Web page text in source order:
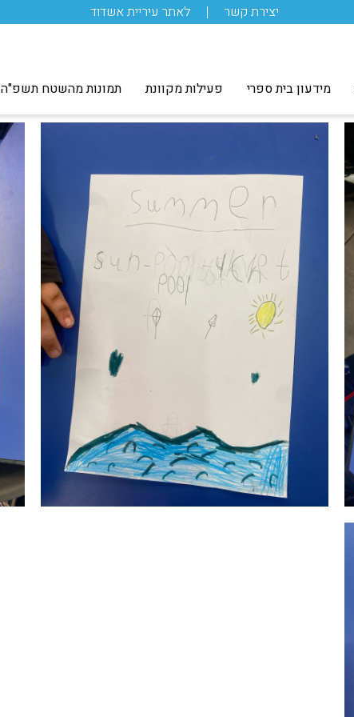
יצירת קשר לאתר עיריית אשדוד
מידעון בית ספרי פעילות מקוונת תמונות מהשטח תשפ"ה